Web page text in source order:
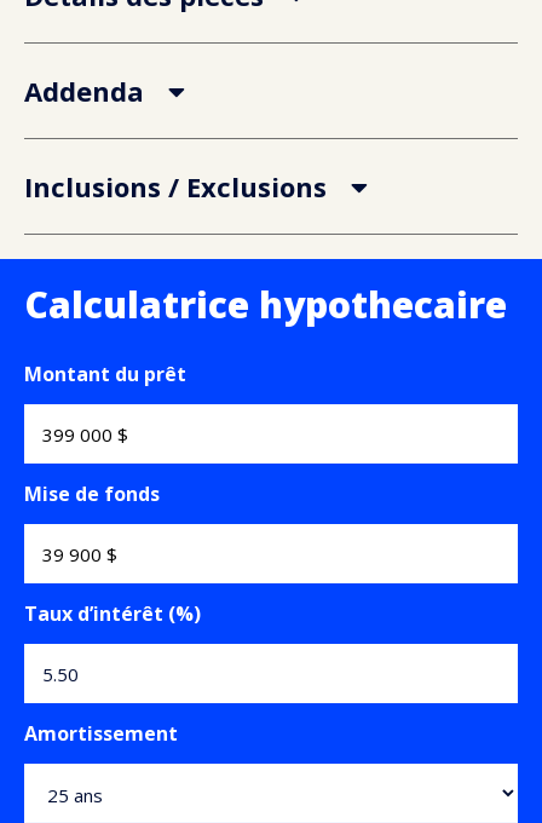
Addenda
Inclusions / Exclusions
Calculatrice hypothecaire
Montant du prêt
Mise de fonds
Taux d’intérêt (%)
Amortissement